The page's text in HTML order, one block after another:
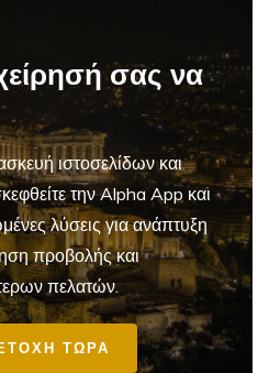
σας να
ιστοσελίδων και
την Alpha App και
λύσεις για ανάπτυξη
προβολής και
πελατών.
ΤΩΡΑ